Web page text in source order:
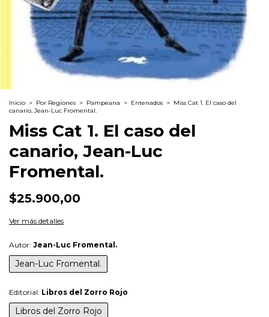
Inicio > Por Regiones > Pampeana > Entenados > Miss Cat 1. El caso del
canario, Jean-Luc Fromental.
Miss Cat 1. El caso del
canario, Jean-Luc
Fromental.
$25.900,00
Ver más detalles
Autor: Jean-Luc Fromental.
Jean-Luc Fromental.
Editorial: Libros del Zorro Rojo
Libros del Zorro Rojo